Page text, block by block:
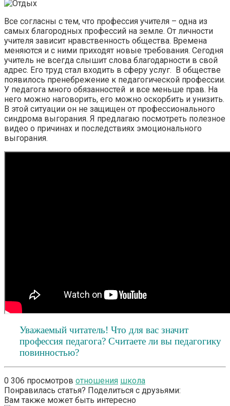
Все согласны с тем, что профессия учителя – одна из
самых благородных профессий на земле. От личности
учителя зависит нравственность общества. Времена
меняются и с ними приходят новые требования. Сегодня
учитель не всегда слышит слова благодарности в свой
адрес. Его труд стал входить в сферу услуг. В обществе
появилось пренебрежение к педагогической профессии.
У педагога много обязанностей и все меньше прав. На
него можно наговорить, его можно оскорбить и унизить.
В этой ситуации он не защищен от профессионального
синдрома выгорания. Я предлагаю посмотреть полезное
видео о причинах и последствиях эмоционального
выгорания.
Уважаемый читатель! Что для вас значит
профессия педагога? Считаете ли вы педагогику
повинностью?
0 306 просмотров отношения школа
Понравилась статья? Поделиться с друзьями:
Вам также может быть интересно